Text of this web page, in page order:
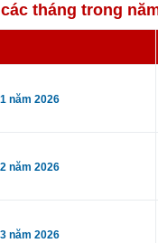
tháng trong
năm 2026
năm 2026
năm 2026